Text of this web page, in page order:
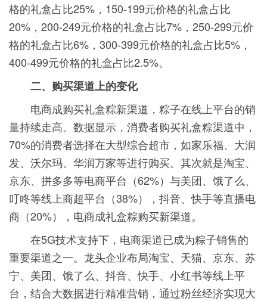
格的礼盒占比25%，150-199元价格的礼盒占比
20%，200-249元价格的礼盒占比7%，250-299元价
格的礼盒占比6%，300-399元价格的礼盒占比5%，
400-499元价格的礼盒占比2.5%。
二、购买渠道上的变化
电商成购买礼盒粽新渠道，粽子在线上平台的销
量持续走高。数据显示，消费者购买礼盒粽渠道中，
70%的消费者选择在大型综合超市，如家乐福、大润
发、沃尔玛、华润万家等进行购买。其次就是淘宝、
京东、拼多多等电商平台（62%）与美团、饿了么、
叮咚等线上商超平台（38%），抖音、快手等直播电
商（20%），电商成礼盒粽购买新渠道。
在5G技术支持下，电商渠道已成为粽子销售的
重要渠道之一。龙头企业布局淘宝、天猫、京东、苏
宁、美团、饿了么、抖音、快手、小红书等线上平
台，结合大数据进行精准营销，通过粉丝经济实现大